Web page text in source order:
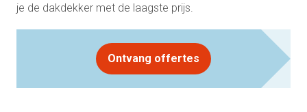
je de dakdekker met de laagste prijs.
Ontvang offertes